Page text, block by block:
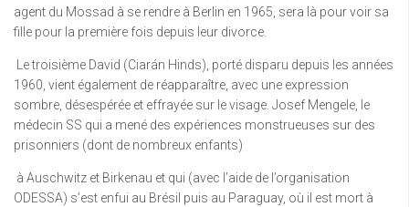
agent du Mossad à se rendre à Berlin en 1965, sera là pour voir sa
fille pour la première fois depuis leur divorce.
Le troisième David (Ciarán Hinds), porté disparu depuis les années
1960, vient également de réapparaître, avec une expression
sombre, désespérée et effrayée sur le visage. Josef Mengele, le
médecin SS qui a mené des expériences monstrueuses sur des
prisonniers (dont de nombreux enfants)
à Auschwitz et Birkenau et qui (avec l’aide de l’organisation
ODESSA) s’est enfui au Brésil puis au Paraguay, où il est mort à